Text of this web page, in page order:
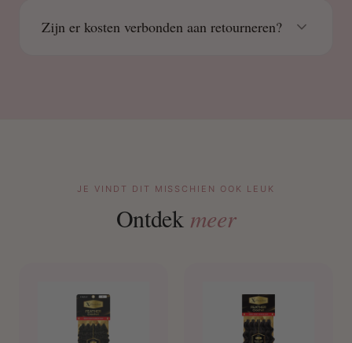
Zijn er kosten verbonden aan retourneren?
JE VINDT DIT MISSCHIEN OOK LEUK
Ontdek meer